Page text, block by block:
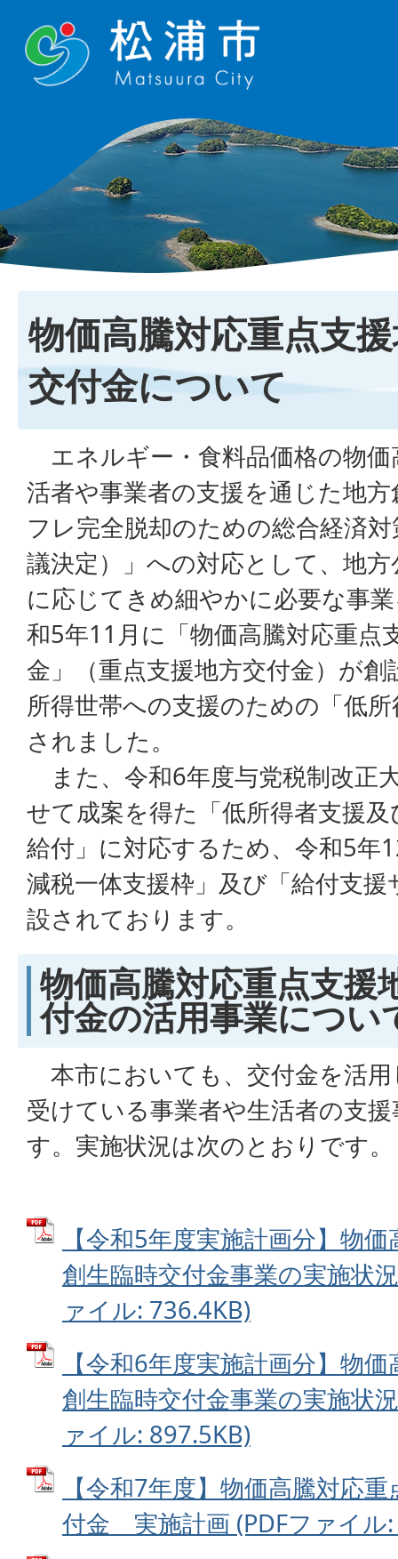
物価高騰対応重点支
交付金について
エネルギー・食料品価格の物
活者や事業者の支援を通じた地
フレ完全脱却のための総合経済
議決定）」への対応として、地
に応じてきめ細やかに必要な事
和5年11月に「物価高騰対応重点
金」（重点支援地方交付金）が
所得世帯への支援のための「低
されました。
また、令和6年度与党税制改正
せて成案を得た「低所得者支援
給付」に対応するため、令和5年
減税一体支援枠」及び「給付支
設されております。
物価高騰対応重点支援
付金の活用事業につい
本市においても、交付金を活
受けている事業者や生活者の支
す。実施状況は次のとおりです。
【令和5年度実施計画分】物
創生臨時交付金事業の実施状
ァイル: 736.4KB)
【令和6年度実施計画分】物
創生臨時交付金事業の実施状
ァイル: 897.5KB)
【令和7年度】物価高騰対応
付金 実施計画 (PDFファイル